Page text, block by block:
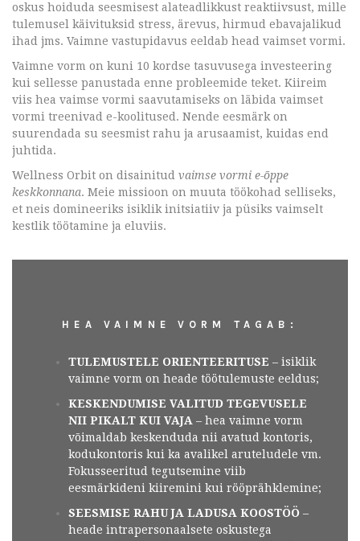
oskus hoiduda seesmisest alateadlikkust reaktiivsust, mille
tulemusel käivituksid stress, ärevus, hirmud ebavajalikud
ihad jms. Vaimne vastupidavus eeldab head vaimset vormi.
Vaimne vorm on kuni 10 kordse tasuvusega investeering
kui sellesse panustada enne probleemide teket. Kiireim
viis hea vaimse vormi saavutamiseks on läbida vaimset
vormi treenivad e-koolitused. Nende eesmärk on
suurendada su seesmist rahu ja arusaamist, kuidas end
juhtida.
Wellness Orbit on disainitud vaimse vormi e-õppe
keskkonnana. Meie missioon on muuta töökohad selliseks,
et neis domineeriks isiklik initsiatiiv ja püsiks vaimselt
kestlik töötamine ja eluviis.
HEA VAIMNE VORM TAGAB:
TULEMUSTELE ORIENTEERITUSE – isiklik
vaimne vorm on heade töötulemuste eeldus;
KESKENDUMISE VALITUD TEGEVUSELE
NII PIKALT KUI VAJA – hea vaimne vorm
võimaldab keskenduda nii avatud kontoris,
kodukontoris kui ka avalikel aruteludele vm.
Fokusseeritud tegutsemine viib
eesmärkideni kiiremini kui rööprähklemine;
SEESMISE RAHU JA LADUSA KOOSTÖÖ –
heade intrapersonaalsete oskustega